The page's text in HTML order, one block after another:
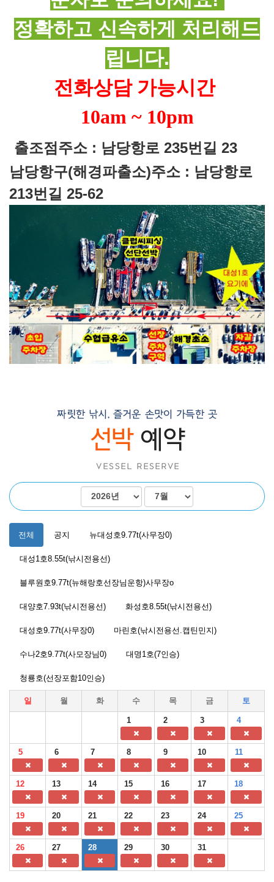
정확하고 신속하게 처리해드
립니다.
전화상담 가능시간
10am ~ 10pm
출조점주소 : 남당항로 235번길 23
남당항구(해경파출소)주소 : 남당항로
213번길 25-62
전체 공지 뉴대성호9.77t(사무장0)
대성1호8.55t(낚시전용선)
블루원호9.77t(뉴해랑호선장님운항)사무장o
대양호7.93t(낚시전용선) 화성호8.55t(낚시전용선)
대성호9.77t(사무장0) 마린호(낚시전용선.캡틴민지)
수나2호9.77t(사모장님0) 대명1호(7인승)
청룡호(선장포함10인승)
일 월 화 수 목 금 토
1 2 3 4
5 6 7 8 9 10 11
12 13 14 15 16 17 18
19 20 21 22 23 24 25
26 27 28 29 30 31